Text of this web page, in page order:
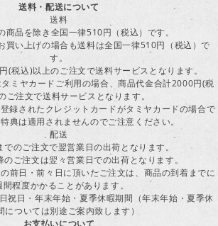
送料・配送について
送料
商品を除き全国一律510円（税込）です。
買い上げの場合も送料は全国一律510円（税込）で
す。
(税込)以上のご注文で送料サービスとなります。
タミヤカードご利用の場合、商品代金合計2000円(税
ご注文で送料サービスとなります。
録されたクレジットカードがタミヤカードの場合で
典は適用されませんのでご注意ください。
配送
でのご注文で翌営業日の出荷となります。
のご注文は翌々営業日での出荷となります。
前日・前々日に頂いたご注文は、商品の到着までに
間程度かかることがあります。
祝日・年末年始・夏季休暇期間（年末年始・夏季休
については別途ご案内致します）
お支払いについて